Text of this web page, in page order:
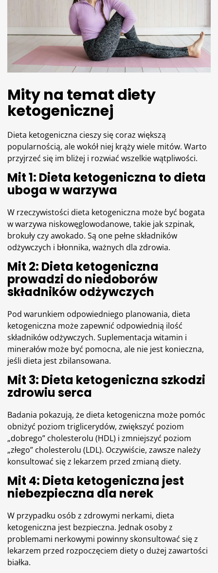
Mity na temat diety
ketogenicznej
Dieta ketogeniczna cieszy się coraz większą
popularnością, ale wokół niej krąży wiele mitów. Warto
przyjrzeć się im bliżej i rozwiać wszelkie wątpliwości.
Mit 1: Dieta ketogeniczna to dieta
uboga w warzywa
W rzeczywistości dieta ketogeniczna może być bogata
w warzywa niskowęglowodanowe, takie jak szpinak,
brokuły czy awokado. Są one pełne składników
odżywczych i błonnika, ważnych dla zdrowia.
Mit 2: Dieta ketogeniczna
prowadzi do niedoborów
składników odżywczych
Pod warunkiem odpowiedniego planowania, dieta
ketogeniczna może zapewnić odpowiednią ilość
składników odżywczych. Suplementacja witamin i
minerałów może być pomocna, ale nie jest konieczna,
jeśli dieta jest zbilansowana.
Mit 3: Dieta ketogeniczna szkodzi
zdrowiu serca
Badania pokazują, że dieta ketogeniczna może pomóc
obniżyć poziom triglicerydów, zwiększyć poziom
„dobrego” cholesterolu (HDL) i zmniejszyć poziom
„złego” cholesterolu (LDL). Oczywiście, zawsze należy
konsultować się z lekarzem przed zmianą diety.
Mit 4: Dieta ketogeniczna jest
niebezpieczna dla nerek
W przypadku osób z zdrowymi nerkami, dieta
ketogeniczna jest bezpieczna. Jednak osoby z
problemami nerkowymi powinny skonsultować się z
lekarzem przed rozpoczęciem diety o dużej zawartości
białka.